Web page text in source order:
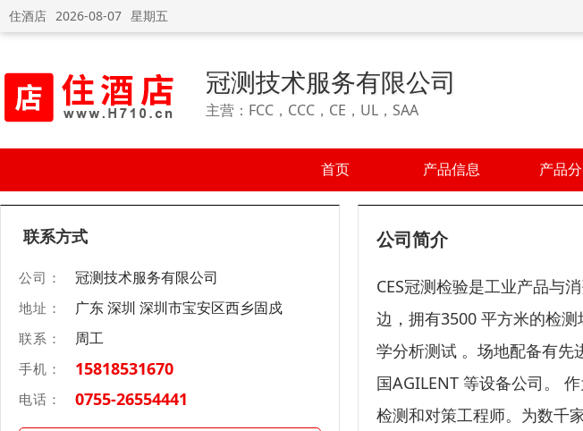
住酒店 2026-08-07 星期五
冠测技术服务有限公司
主营：FCC，CCC，CE，UL，SAA
首页 产品信息 产品
联系方式
公司： 冠测技术服务有限公司
地址： 广东 深圳 深圳市宝安区西乡固戍
联系： 周工
手机： 15818531670
电话： 0755-26554441
公司简介
CES冠测检验是工业产品与
边，拥有3500 平方米的检
学分析测试 。场地配备有先
国AGILENT 等设备公司。
检测和对策工程师。为数千